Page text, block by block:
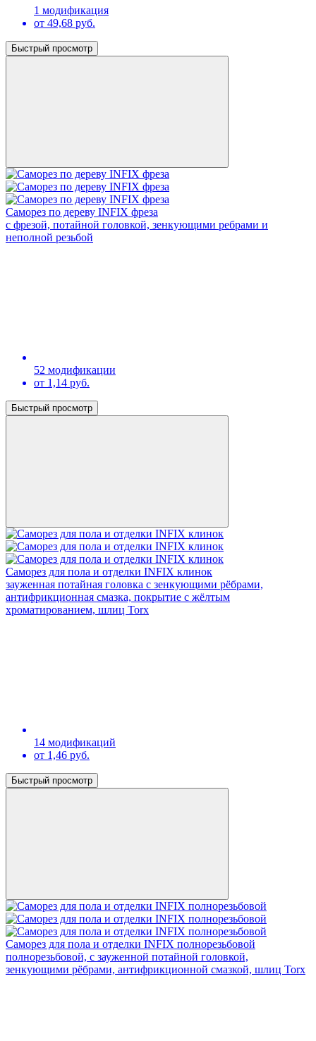
1 модификация
от 49,68 руб.
Быстрый просмотр
Саморез по дереву INFIX фреза
с фрезой, потайной головкой, зенкующими ребрами и
неполной резьбой
52 модификации
от 1,14 руб.
Быстрый просмотр
Саморез для пола и отделки INFIX клинок
зауженная потайная головка с зенкующими рёбрами,
антифрикционная смазка, покрытие с жёлтым
хроматированием, шлиц Torx
14 модификаций
от 1,46 руб.
Быстрый просмотр
Саморез для пола и отделки INFIX полнорезьбовой
полнорезьбовой, с зауженной потайной головкой,
зенкующими рёбрами, антифрикционной смазкой, шлиц Torx